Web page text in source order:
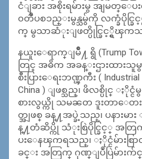
ငံျခား အစိုးရမ်ားမွ အျမတ္
၀တၳဳပစၥည္းမွန္သမွ်ကို လက္ခံပိုင္ခြင့္
က္ မွသာဆံုးျဖတ္ပိုင္ခြင့္ရွိၾက
နယူးေရာက္ျမိဳ႔ ရွိ (Trump
တြင္ အဓိက အခန္းဌားထား
စီးပြားေရးဘဏ္ၾကီး ( Industrial
China ) ျဖစ္သည္၊ ဖိလစ္ပိုင္ ႏို
စားလွယ္ကို သမၼတ ဒူးတာေတ
တ္အျဖစ္ ခန္႔အပ္ခဲ့သည္၊ ပနားမ
န္႔တံဆိပ္ကို သံုးစြဲပိုင္ခြင့္ အ
ပးေနၾကရသည္၊ ႏိုင္ငံမ်ားစြာ
ခင္း အတြက္ ဂုဏ္ျပဳပြဲမ်ား